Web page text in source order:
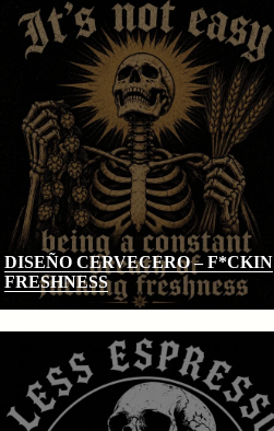
DISEÑO CERVECERO – F*CKIN
FRESHNESS